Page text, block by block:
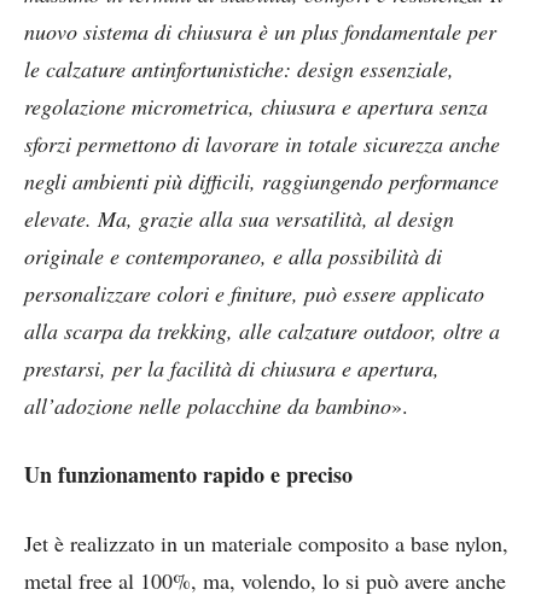
nuovo sistema di chiusura è un plus fondamentale per
le calzature antinfortunistiche: design essenziale,
regolazione micrometrica, chiusura e apertura senza
sforzi permettono di lavorare in totale sicurezza anche
negli ambienti più difficili, raggiungendo performance
elevate. Ma, grazie alla sua versatilità, al design
originale e contemporaneo, e alla possibilità di
personalizzare colori e finiture, può essere applicato
alla scarpa da trekking, alle calzature outdoor, oltre a
prestarsi, per la facilità di chiusura e apertura,
all’adozione nelle polacchine da bambino».
Un funzionamento rapido e preciso
Jet è realizzato in un materiale composito a base nylon,
metal free al 100%, ma, volendo, lo si può avere anche